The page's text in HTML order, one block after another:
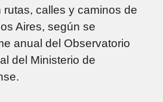
calles y caminos de
Aires, según se
anual del Observatorio
del Ministerio de